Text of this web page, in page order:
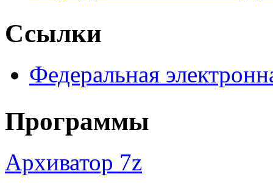
Ссылки
Федеральная
Программы
Архиватор 7z